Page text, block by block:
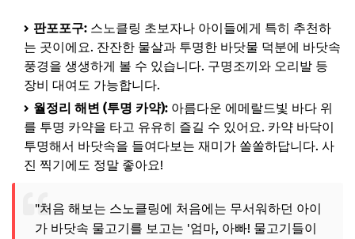
판포포구: 스노클링 초보자나 아이들에게 특히 추천하
는 곳이에요. 잔잔한 물살과 투명한 바닷물 덕분에 바닷속
풍경을 생생하게 볼 수 있습니다. 구명조끼와 오리발 등
장비 대여도 가능합니다.
월정리 해변 (투명 카약): 아름다운 에메랄드빛 바다 위
를 투명 카약을 타고 유유히 즐길 수 있어요. 카약 바닥이
투명해서 바닷속을 들여다보는 재미가 쏠쏠하답니다. 사
진 찍기에도 정말 좋아요!
"처음 해보는 스노클링에 처음에는 무서워하던 아이
가 바닷속 물고기를 보고는 '엄마, 아빠! 물고기들이